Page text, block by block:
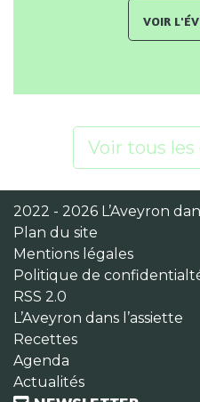
Voir
Voir tous
2022 - 2026 L’Aveyron
Plan du site
Mentions légales
Politique de
RSS 2.0
L’Aveyron dans l’assiette
Recettes
Agenda
Actualités